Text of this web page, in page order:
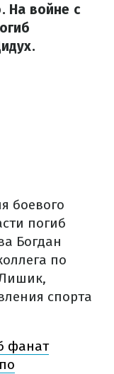
На войне с
боевого
погиб
Богдан
по
Лишик,
спорта
фанат